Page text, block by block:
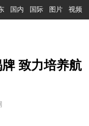
国内 国际 图片 视频
致力培养航